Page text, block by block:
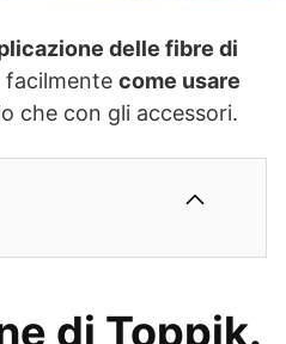
delle fibre di
facilmente come usare
che con gli accessori.
di Toppik.